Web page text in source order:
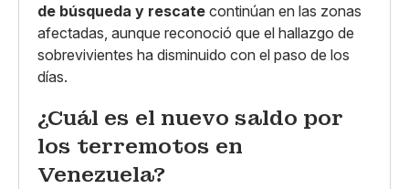
de búsqueda y rescate continúan en las zonas
afectadas, aunque reconoció que el hallazgo de
sobrevivientes ha disminuido con el paso de los
días.
¿Cuál es el nuevo saldo por
los terremotos en
Venezuela?